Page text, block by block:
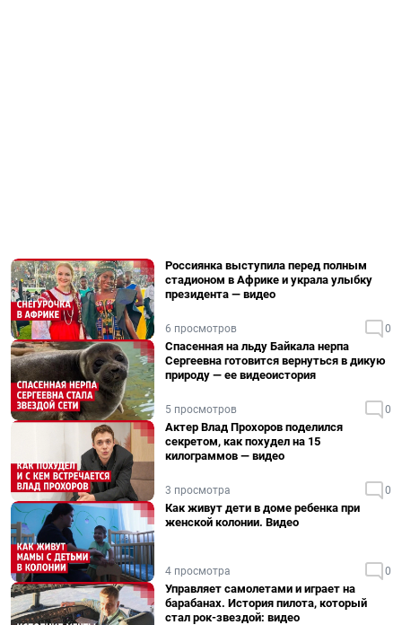
Россиянка выступила перед полным
стадионом в Африке и украла улыбку
президента — видео
6 просмотров 0
Спасенная на льду Байкала нерпа
Сергеевна готовится вернуться в дикую
природу — ее видеоистория
5 просмотров 0
Актер Влад Прохоров поделился
секретом, как похудел на 15
килограммов — видео
3 просмотра 0
Как живут дети в доме ребенка при
женской колонии. Видео
4 просмотра 0
Управляет самолетами и играет на
барабанах. История пилота, который
стал рок-звездой: видео